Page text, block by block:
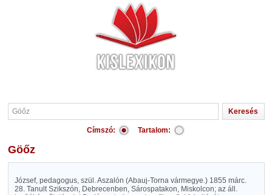
Címszó: Tartalom:
Göőz
József, pedagogus, szül. Aszalón (Abauj-Torna vármegye.) 1855 márc.
28. Tanult Szikszón, Debrecenben, Sárospatakon, Miskolcon; az áll.